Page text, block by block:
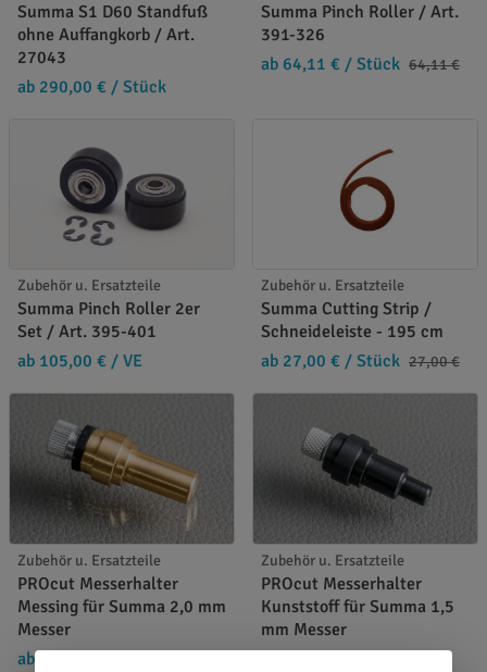
Summa S1 D60 Standfuß
ohne Auffangkorb / Art.
27043
ab 290,00 € / Stück
Summa Pinch Roller / Art.
391-326
ab 64,11 € / Stück 64,11 €
Zubehör u. Ersatzteile
Summa Pinch Roller 2er
Set / Art. 395-401
ab 105,00 € / VE
Zubehör u. Ersatzteile
Summa Cutting Strip /
Schneideleiste - 195 cm
ab 27,00 € / Stück 27,00 €
Zubehör u. Ersatzteile
PROcut Messerhalter
Messing für Summa 2,0 mm
Messer
ab 80,94 €
Zubehör u. Ersatzteile
PROcut Messerhalter
Kunststoff für Summa 1,5
mm Messer